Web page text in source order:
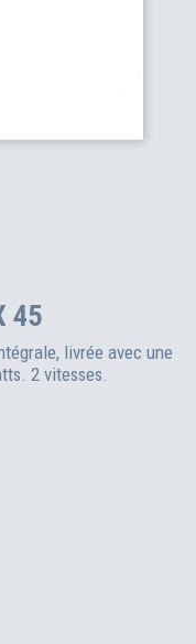
45
livrée avec une
2 vitesses.